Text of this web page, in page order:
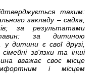
таким:
закладу – садка,
за результатами
за дитиною
у дитини є свої друзі,
зв'язки та інші
вважає своє місце
і місцем